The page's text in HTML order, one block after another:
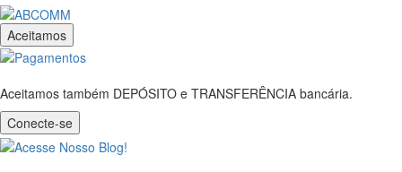
Aceitamos
Aceitamos também DEPÓSITO e TRANSFERÊNCIA bancária.
Conecte-se